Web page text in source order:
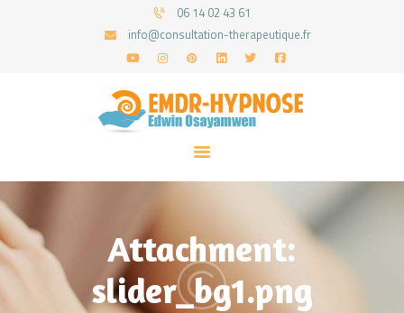
06 14 02 43 61
info@consultation-therapeutique.fr
Attachment:
slider_bg1.png
ACCUEIL
MON APPROCHE
ARTICLES
CONSULTATIONS
PRENEZ UN RDV